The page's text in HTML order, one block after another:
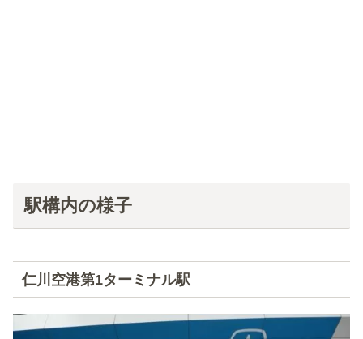
駅構内の様子
仁川空港第1ターミナル駅